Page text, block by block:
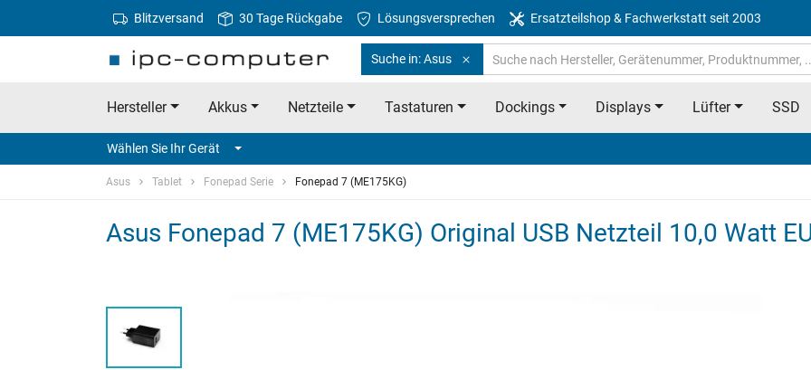
Blitzversand 30 Tage Rückgabe Lösungsversprechen Ersatzteilshop & Fachwerkstatt seit 2003
Suche in: Asus
Hersteller Akkus Netzteile Tastaturen Dockings Displays Lüfter SSD
Wählen Sie Ihr Gerät
Asus Tablet Fonepad Serie Fonepad 7 (ME175KG)
Asus Fonepad 7 (ME175KG) Original USB Netzteil 10,0 Watt